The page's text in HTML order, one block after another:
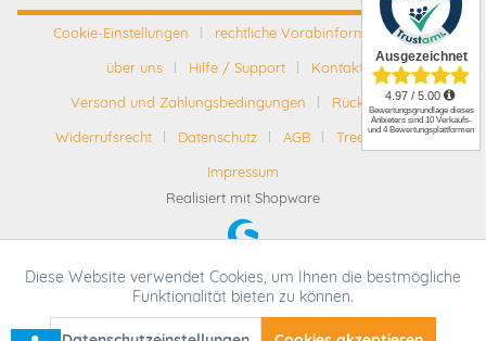
Cookie-Einstellungen
rechtliche Vorabinformationen
über uns
Hilfe / Support
Kontakt
Versand und Zahlungsbedingungen
Rückgabe
Widerrufsrecht
Datenschutz AGB
Tree-Nation
Impressum
Realisiert mit Shopware
* Alle Preise inkl. gesetzl. Mehrwertsteuer zzgl.Versandkosten
Funktionale Aktiv
Diese Website verwendet Cookies, um Ihnen die bestmögliche
Funktionalität bieten zu können.
SEHR GUT (4.95 / 5)